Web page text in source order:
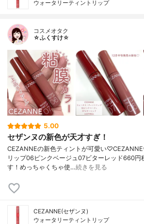
ウォータリーティントリップ
コスメオタク
☆ふくすけ☆
5.00
セザンヌの新色が天才すぎ！
CEZANNEの新色ティントが可愛い♡CEZANNE
リップ06ピンクベージュ07ビターレッド660円
す！めっちゃくちゃ使…続きを見る
CEZANNE(セザンヌ)
ウォータリーティントリップ